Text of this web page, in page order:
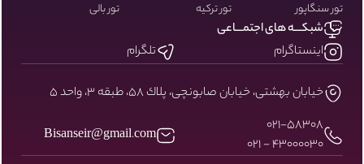
تور سنگاپور
تور ترکیه تور بالی
شبکـــه های اجتمـــاعی
اینستاگرام
تلگرام
خيابان بهشتى، خيابان صابونچى، پلاك ٥٨، طبقه ٣، واحد ٥
۰۲۱-58308
43000030 - 021
Bisanseir@gmail.com